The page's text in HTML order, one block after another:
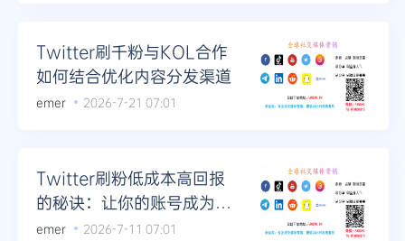
Twitter刷千粉与KOL合作
如何结合优化内容分发渠道
emer 2026-7-21 07:01
Twitter刷粉低成本高回报
的秘诀：让你的账号成为行
业权威
emer 2026-7-11 07:01